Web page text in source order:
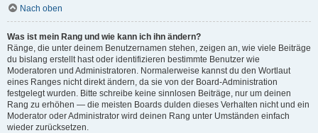
Nach oben
Was ist mein Rang und wie kann ich ihn ändern?
Ränge, die unter deinem Benutzernamen stehen, zeigen an, wie viele Beiträge
du bislang erstellt hast oder identifizieren bestimmte Benutzer wie
Moderatoren und Administratoren. Normalerweise kannst du den Wortlaut
eines Ranges nicht direkt ändern, da sie von der Board-Administration
festgelegt wurden. Bitte schreibe keine sinnlosen Beiträge, nur um deinen
Rang zu erhöhen — die meisten Boards dulden dieses Verhalten nicht und ein
Moderator oder Administrator wird deinen Rang unter Umständen einfach
wieder zurücksetzen.